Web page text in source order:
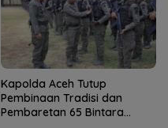
Kapolda Aceh Tutup
Pembinaan Tradisi dan
Pembaretan 65 Bintara